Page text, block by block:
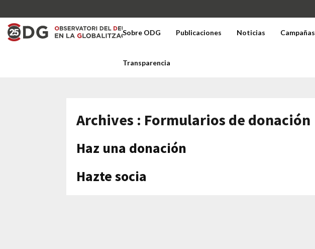
Sobre ODG Publicaciones Noticias Campañas
Transparencia
Archives : Formularios de donación
Haz una donación
Hazte socia